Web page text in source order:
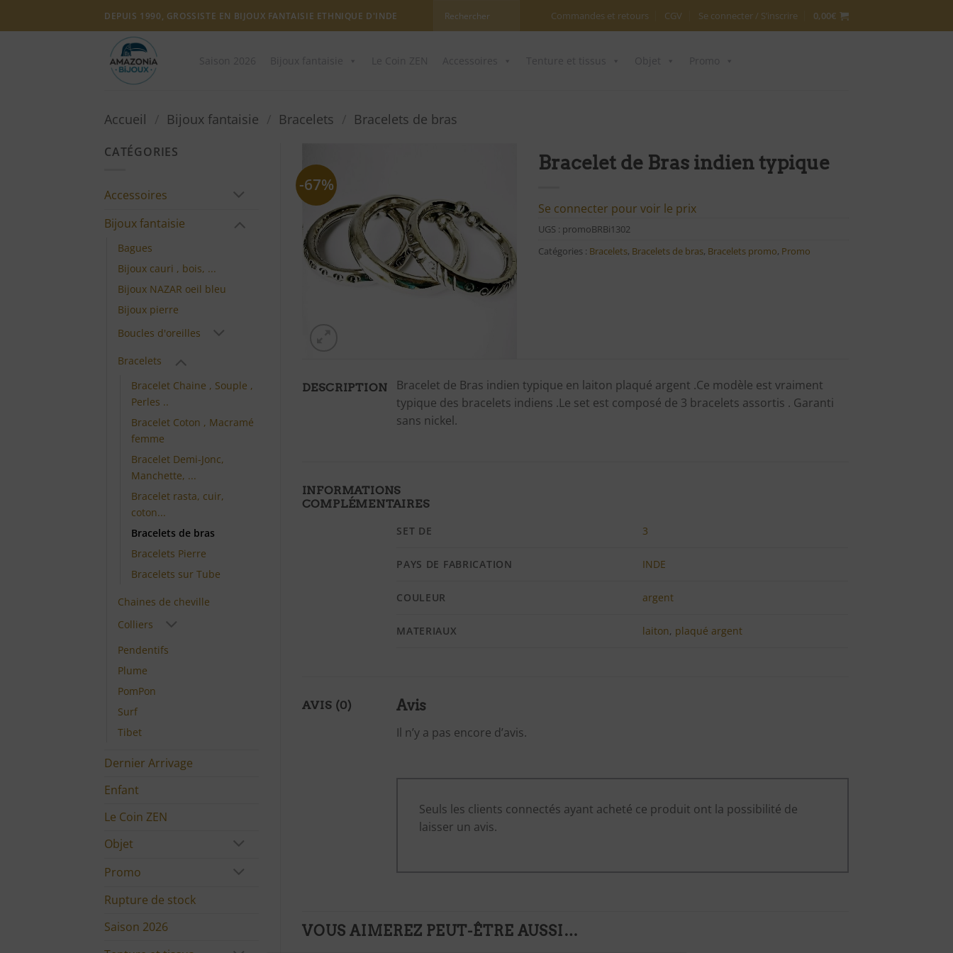
DEPUIS 1990, GROSSISTE EN BIJOUX FANTAISIE ETHNIQUE D'INDE Commandes et retours CGV Se connecter / S’inscrire 0,00€
Accueil Bijoux fantaisie Bracelets Bracelets de bras
CATÉGORIES
Accessoires
Bijoux fantaisie
Bagues
Bijoux cauri , bois, ...
Bijoux NAZAR oeil bleu
Bijoux pierre
Boucles d'oreilles
Bracelets
Bracelet Chaine , Souple ,
Perles ..
Bracelet Coton , Macramé
femme
Bracelet Demi-Jonc,
Manchette, ...
Bracelet rasta, cuir,
coton...
Bracelets de bras
Bracelets Pierre
Bracelets sur Tube
Chaines de cheville
Colliers
Pendentifs
Plume
PomPon
Surf
Tibet
Dernier Arrivage
Enfant
Le Coin ZEN
Objet
Promo
Rupture de stock
Saison 2026
-67%
liste
d'envies
Bracelet de Bras indien typique
Se connecter pour voir le prix
UGS : promoBRBi1302
Catégories : Bracelets, Bracelets de bras, Bracelets promo, Promo
DESCRIPTION
Bracelet de Bras indien typique en laiton plaqué argent .Ce modèle est vraiment
typique des bracelets indiens .Le set est composé de 3 bracelets assortis . Garanti
sans nickel.
INFORMATIONS
COMPLÉMENTAIRES
SET DE
3
PAYS DE FABRICATION INDE
COULEUR argent
MATERIAUX laiton, plaqué argent
AVIS (0) Avis
Il n’y a pas encore d’avis.
Seuls les clients connectés ayant acheté ce produit ont la possibilité de
laisser un avis.
VOUS AIMEREZ PEUT-ÊTRE AUSSI…